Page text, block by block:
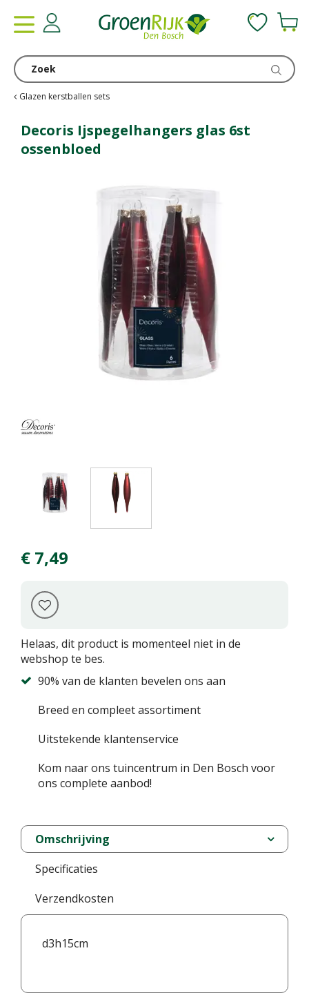
Glazen kerstballen sets
Decoris Ijspegelhangers glas 6st
ossenbloed
€ 7,49
Helaas, dit product is momenteel niet in de
webshop te bes.
90% van de klanten bevelen ons aan
Breed en compleet assortiment
Uitstekende klantenservice
Kom naar ons tuincentrum in Den Bosch voor
ons complete aanbod!
Omschrijving
Specificaties
Verzendkosten
d3h15cm